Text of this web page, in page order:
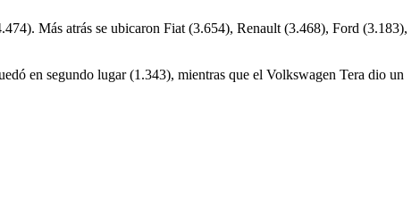
Más atrás se ubicaron Fiat (3.654), Renault (3.468), Ford (3.183),
en segundo lugar (1.343), mientras que el Volkswagen Tera dio un